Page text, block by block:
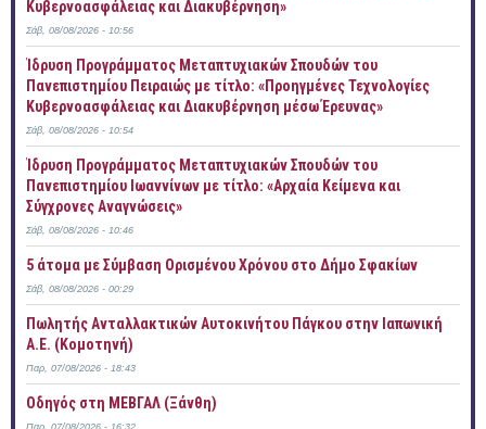
Κυβερνοασφάλειας και Διακυβέρνηση»
Σάβ, 08/08/2026 - 10:56
Ίδρυση Προγράμματος Μεταπτυχιακών Σπουδών του
Πανεπιστημίου Πειραιώς με τίτλο: «Προηγμένες Τεχνολογίες
Κυβερνοασφάλειας και Διακυβέρνηση μέσω Έρευνας»
Σάβ, 08/08/2026 - 10:54
Ίδρυση Προγράμματος Μεταπτυχιακών Σπουδών του
Πανεπιστημίου Ιωαννίνων με τίτλο: «Αρχαία Κείμενα και
Σύγχρονες Αναγνώσεις»
Σάβ, 08/08/2026 - 10:46
5 άτομα με Σύμβαση Ορισμένου Χρόνου στο Δήμο Σφακίων
Σάβ, 08/08/2026 - 00:29
Πωλητής Ανταλλακτικών Αυτοκινήτου Πάγκου στην Ιαπωνική
Α.Ε. (Κομοτηνή)
Παρ, 07/08/2026 - 18:43
Οδηγός στη ΜΕΒΓΑΛ (Ξάνθη)